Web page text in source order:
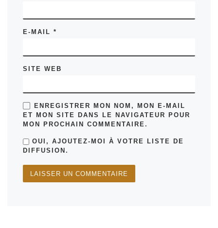
E-MAIL*
SITE WEB
ENREGISTRER MON NOM, MON E-MAIL
ET MON SITE DANS LE NAVIGATEUR POUR
MON PROCHAIN COMMENTAIRE.
OUI, AJOUTEZ-MOI À VOTRE LISTE DE
DIFFUSION.